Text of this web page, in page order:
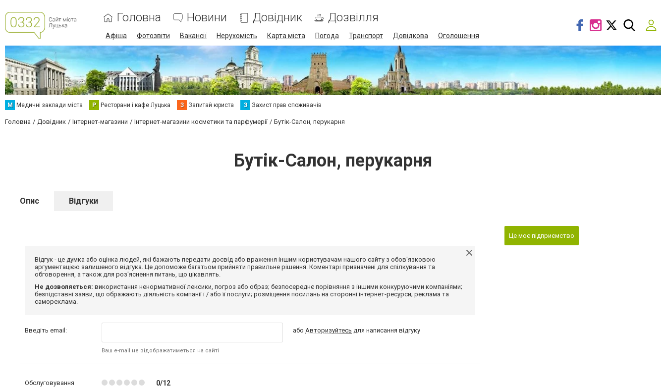
Головна Новини Довідник Дозвілля
Афіша Фотозвіти Вакансії Нерухомість Карта міста Погода Транспорт Довідкова Оголошення
М Медичні заклади міста Р Ресторани і кафе Луцька З Запитай юриста З Захист прав споживачів
Головна Довідник Інтернет-магазини Інтернет-магазини косметики та парфумерії Бутік-Салон, перукарня
Бутік-Салон, перукарня
Опис Відгуки
Відгук - це думка або оцінка людей, які бажають передати досвід або враження іншим користувачам нашого сайту з обов'язковою
аргументацією залишеного відгука. Це допоможе багатьом прийняти правильне рішення. Коментарі призначені для спілкування та
обговорення, а також для роз'яснення питань, що цікавлять.
Не дозволяється: використання ненормативної лексики, погроз або образ; безпосереднє порівняння з іншими конкуруючими компаніями;
безпідставні заяви, що ображають діяльність компанії і / або її послуги; розміщення посилань на сторонні інтернет-ресурси; реклама та
самореклама.
Введіть email:
Ваш e-mail не відображатиметься на сайті
абоАвторизуйтесь для написання відгуку
Обслуговування 0/12
Це моє підприємство